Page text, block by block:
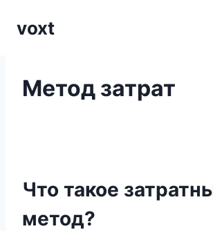
voxt
Метод затрат
Что такое
метод?